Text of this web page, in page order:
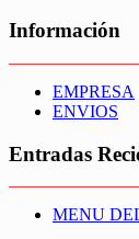
Información
EMPRESA
ENVIOS
Entradas
MENU